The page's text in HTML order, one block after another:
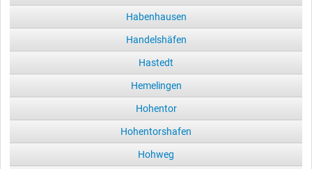
Habenhausen
Handelshäfen
Hastedt
Hemelingen
Hohentor
Hohentorshafen
Hohweg